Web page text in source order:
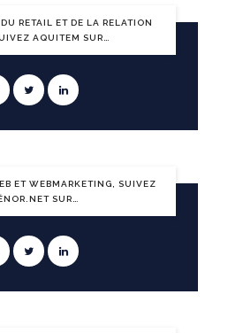
RETAIL ET DE LA RELATION
AQUITEM SUR…
ET WEBMARKETING, SUIVEZ
SUR…